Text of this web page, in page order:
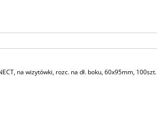
na wizytówki, rozc. na dł. boku, 60x95mm, 100szt.